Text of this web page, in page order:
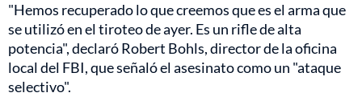
"Hemos recuperado lo que creemos que es el arma que
se utilizó en el tiroteo de ayer. Es un rifle de alta
potencia", declaró Robert Bohls, director de la oficina
local del FBI, que señaló el asesinato como un "ataque
selectivo".